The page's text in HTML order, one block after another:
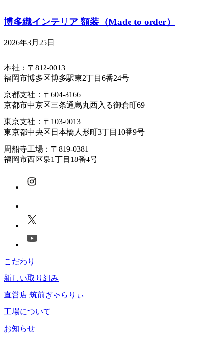
博多織インテリア 額装（Made to order）
2026年3月25日
本社：〒812-0013
福岡市博多区博多駅東2丁目6番24号
京都支社：〒604-8166
京都市中京区三条通烏丸西入る御倉町69
東京支社：〒103-0013
東京都中央区日本橋人形町3丁目10番9号
周船寺工場：〒819-0381
福岡市西区泉1丁目18番4号
こだわり
新しい取り組み
直営店 筑前ぎゃらりぃ
工場について
お知らせ